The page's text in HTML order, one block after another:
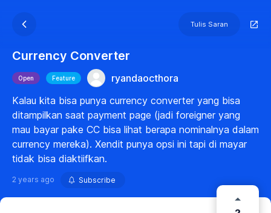
Tulis Saran
Currency Converter
Open Feature
ryandaocthora
Kalau kita bisa punya currency converter yang bisa
ditampilkan saat payment page (jadi foreigner yang
mau bayar pake CC bisa lihat berapa nominalnya dalam
currency mereka). Xendit punya opsi ini tapi di mayar
tidak bisa diaktiifkan.
2 years ago Subscribe